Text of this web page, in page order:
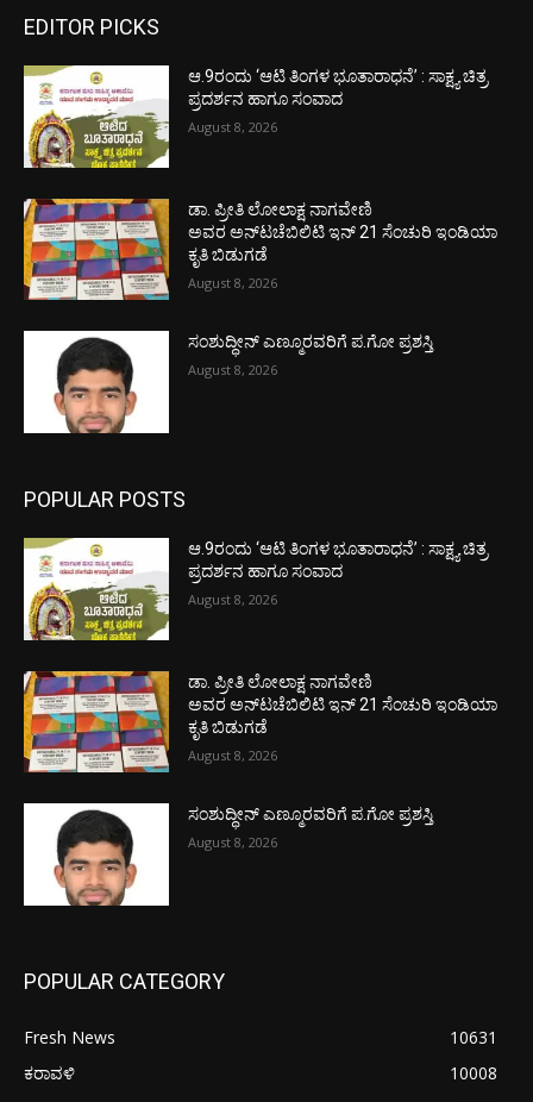
EDITOR PICKS
ಆ.9ರಂದು ‘ಆಟಿ ತಿಂಗಳ ಭೂತಾರಾಧನೆ’ : ಸಾಕ್ಷ್ಯ ಚಿತ್ರ
ಪ್ರದರ್ಶನ ಹಾಗೂ ಸಂವಾದ
August 8, 2026
ಡಾ. ಪ್ರೀತಿ ಲೋಲಾಕ್ಷ ನಾಗವೇಣಿ
ಅವರ ಅನ್‌ಟಚೆಬಿಲಿಟಿ ಇನ್ 21 ಸೆಂಚುರಿ ಇಂಡಿಯಾ
ಕೃತಿ ಬಿಡುಗಡೆ
August 8, 2026
ಸಂಶುದ್ಧೀನ್ ಎಣ್ಮೂರವರಿಗೆ ಪ.ಗೋ ಪ್ರಶಸ್ತಿ
August 8, 2026
POPULAR POSTS
ಆ.9ರಂದು ‘ಆಟಿ ತಿಂಗಳ ಭೂತಾರಾಧನೆ’ : ಸಾಕ್ಷ್ಯ ಚಿತ್ರ
ಪ್ರದರ್ಶನ ಹಾಗೂ ಸಂವಾದ
August 8, 2026
ಡಾ. ಪ್ರೀತಿ ಲೋಲಾಕ್ಷ ನಾಗವೇಣಿ
ಅವರ ಅನ್‌ಟಚೆಬಿಲಿಟಿ ಇನ್ 21 ಸೆಂಚುರಿ ಇಂಡಿಯಾ
ಕೃತಿ ಬಿಡುಗಡೆ
August 8, 2026
ಸಂಶುದ್ಧೀನ್ ಎಣ್ಮೂರವರಿಗೆ ಪ.ಗೋ ಪ್ರಶಸ್ತಿ
August 8, 2026
POPULAR CATEGORY
Fresh News
10631
ಕರಾವಳಿ
10008